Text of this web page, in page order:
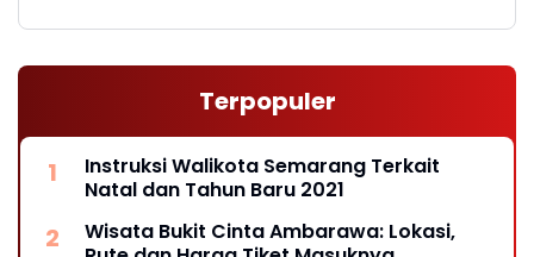
Terpopuler
Instruksi Walikota Semarang Terkait
Natal dan Tahun Baru 2021
Wisata Bukit Cinta Ambarawa: Lokasi,